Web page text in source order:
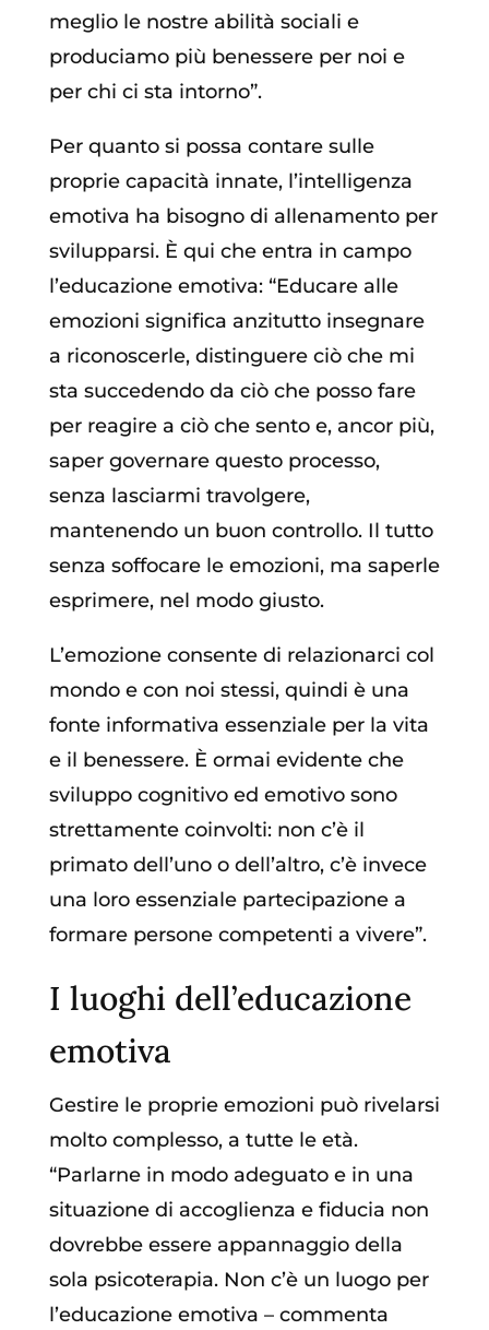
meglio le nostre abilità sociali e
produciamo più benessere per noi e
per chi ci sta intorno”.
Per quanto si possa contare sulle
proprie capacità innate, l’intelligenza
emotiva ha bisogno di allenamento per
svilupparsi. È qui che entra in campo
l’educazione emotiva: “Educare alle
emozioni significa anzitutto insegnare
a riconoscerle, distinguere ciò che mi
sta succedendo da ciò che posso fare
per reagire a ciò che sento e, ancor più,
saper governare questo processo,
senza lasciarmi travolgere,
mantenendo un buon controllo. Il tutto
senza soffocare le emozioni, ma saperle
esprimere, nel modo giusto.
L’emozione consente di relazionarci col
mondo e con noi stessi, quindi è una
fonte informativa essenziale per la vita
e il benessere. È ormai evidente che
sviluppo cognitivo ed emotivo sono
strettamente coinvolti: non c’è il
primato dell’uno o dell’altro, c’è invece
una loro essenziale partecipazione a
formare persone competenti a vivere”.
I luoghi dell’educazione
emotiva
Gestire le proprie emozioni può rivelarsi
molto complesso, a tutte le età.
“Parlarne in modo adeguato e in una
situazione di accoglienza e fiducia non
dovrebbe essere appannaggio della
sola psicoterapia. Non c’è un luogo per
l’educazione emotiva – commenta